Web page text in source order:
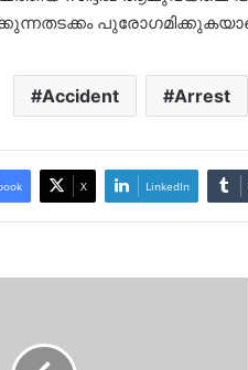
Accident Arrest
X LinkedIn